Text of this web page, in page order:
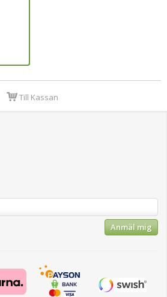
Till Kassan
Anmäl mig